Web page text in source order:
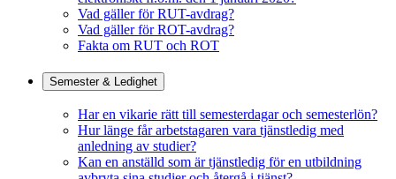
Vad gäller för RUT-avdrag?
Vad gäller för ROT-avdrag?
Fakta om RUT och ROT
Semester & Ledighet
Har en vikarie rätt till semesterdagar och semesterlön?
Hur länge får arbetstagaren vara tjänstledig med
anledning av studier?
Kan en anställd som är tjänstledig för en utbildning